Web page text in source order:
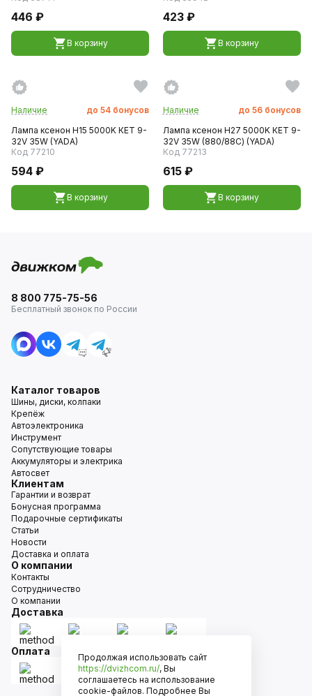
446 ₽
В корзину
423 ₽
В корзину
Наличие до 54 бонусов
Лампа ксенон H15 5000K КЕТ 9-
32V 35W (YADA)
Код 77210
594 ₽
В корзину
Наличие до 56 бонусов
Лампа ксенон H27 5000K КЕТ 9-
32V 35W (880/88С) (YADA)
Код 77213
615 ₽
В корзину
8 800 775-75-56
Бесплатный звонок по России
Каталог товаров
Шины, диски, колпаки
Крепёж
Автоэлектроника
Инструмент
Сопутствующие товары
Аккумуляторы и электрика
Автосвет
Клиентам
Гарантии и возврат
Бонусная программа
Подарочные сертификаты
Статьи
Новости
Доставка и оплата
О компании
Контакты
Сотрудничество
О компании
Доставка
Оплата
Продолжая использовать сайт
https://dvizhcom.ru/, Вы
соглашаетесь на использование
cookie-файлов. Подробнее Вы